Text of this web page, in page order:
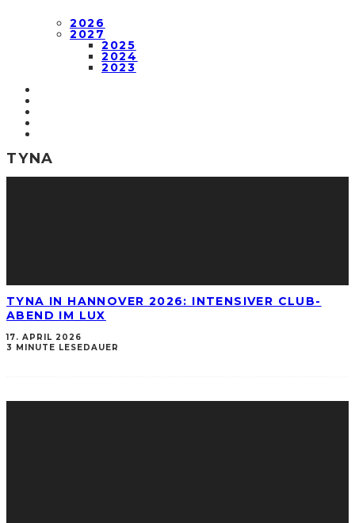
2026
2027
2025
2024
2023
TYNA
TYNA IN HANNOVER 2026: INTENSIVER CLUB-
ABEND IM LUX
17. APRIL 2026
3 MINUTE LESEDAUER